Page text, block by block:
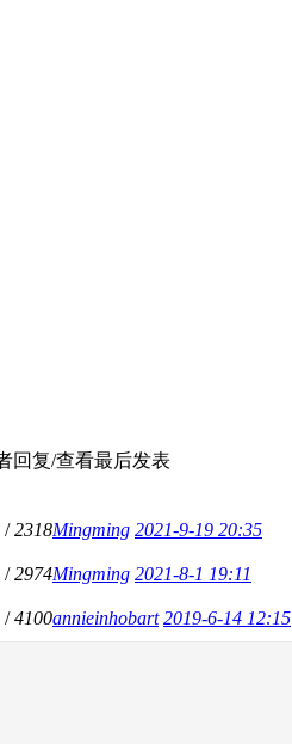
回复/查看最后发表
/2318Mingming 2021-9-19 20:35
/2974Mingming 2021-8-1 19:11
/4100annieinhobart 2019-6-14 12:15